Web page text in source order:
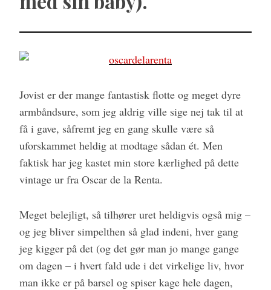
Jovist er der mange fantastisk flotte og meget dyre
armbåndsure, som jeg aldrig ville sige nej tak til at
få i gave, såfremt jeg en gang skulle være så
uforskammet heldig at modtage sådan ét. Men
faktisk har jeg kastet min store kærlighed på dette
vintage ur fra Oscar de la Renta.
Meget belejligt, så tilhører uret heldigvis også mig –
og jeg bliver simpelthen så glad indeni, hver gang
jeg kigger på det (og det gør man jo mange gange
om dagen – i hvert fald ude i det virkelige liv, hvor
man ikke er på barsel og spiser kage hele dagen,